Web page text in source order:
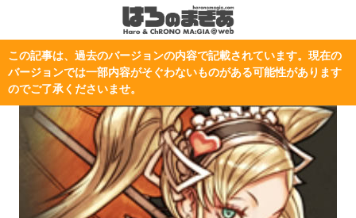
この記事は、過去のバージョンの内容で記載されています。現在の
バージョンでは一部内容がそぐわないものがある可能性があります
のでご了承くださいませ。